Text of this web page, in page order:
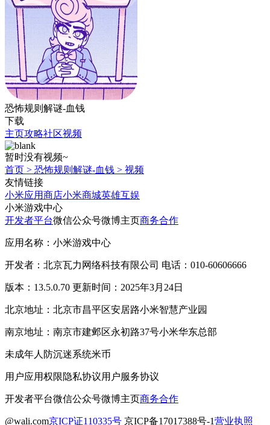
恐怖规则解谜-血钱
下载
主页攻略社区视频
暂时没有视频~
首页 > 恐怖规则解谜-血钱 > 视频
友情链接
小米应用商店小米商城英雄互娱
小米游戏中心
开发者平台微信公众号微博主页商务合作
应用名称：小米游戏中心
开发者：北京瓦力网络科技有限公司 电话：010-60606666
版本：13.5.0.70 更新时间：2025年3月24日
北京地址：北京市昌平区安居路小米智慧产业园
南京地址：南京市建邺区永初路37号小米华东总部
未成年人防沉迷系统米币
用户应用权限隐私协议用户服务协议
开发者平台微信公众号微博主页商务合作
@wali.com京ICP证110335号 京ICP备17017388号-1营业执照